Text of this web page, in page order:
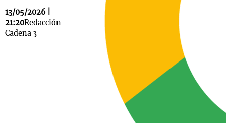
13/05/2026 |
21:20Redacción
Cadena 3